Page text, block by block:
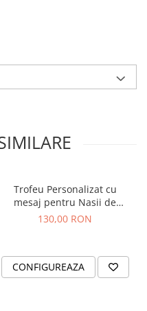
lemn, pentru un aspect
text si poze,
Fie ca este un cadou de
nasi si finul lor.
Trofeu Personalizat cu
mesaj pentru Nasii de
Nunta
130,00 RON
CONFIGUREAZA